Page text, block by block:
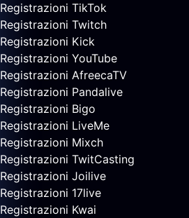
Registrazioni TikTok
Registrazioni Twitch
Registrazioni Kick
Registrazioni YouTube
Registrazioni AfreecaTV
Registrazioni Pandalive
Registrazioni Bigo
Registrazioni LiveMe
Registrazioni Mixch
Registrazioni TwitCasting
Registrazioni Joilive
Registrazioni 17live
Registrazioni Kwai